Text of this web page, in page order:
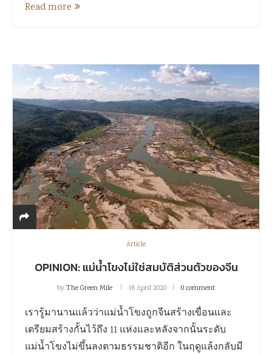
Read more
Article
OPINION: แม่น้ำโขงไม่ใช่สมบัติส่วนตัวของจีน
byThe Green Mile 18 April 2020 0 comment
เรารู้มานานแล้วว่าแม่น้ำโขงถูกจีนสร้างเขื่อนและ
เตรียมสร้างกั้นไว้ถึง 11 แห่งและหลังจากนั้นระดับ
แม่น้ำโขงไม่ขึ้นลงตามธรรมชาติอีก ในฤดูแล้งกลับมี